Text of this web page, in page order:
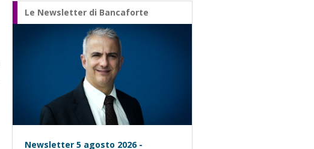
Le Newsletter di Bancaforte
Newsletter 5 agosto 2026 -